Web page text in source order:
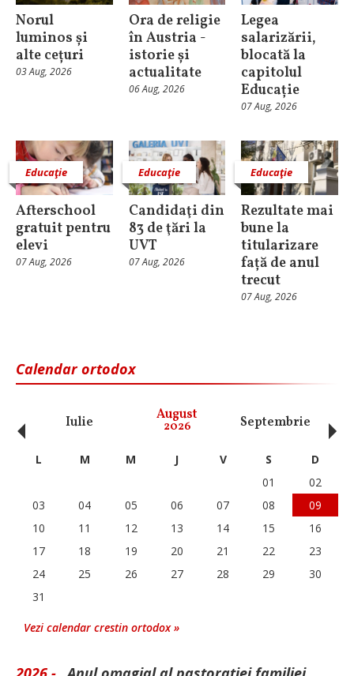
Norul
luminos și
alte cețuri
03 Aug, 2026
Ora de religie
în Austria -
istorie și
actualitate
06 Aug, 2026
Legea
salarizării,
blocată la
capitolul
Educație
07 Aug, 2026
Educaţie
Afterschool
gratuit pentru
elevi
07 Aug, 2026
Educaţie
Candidaţi din
83 de ţări la
UVT
07 Aug, 2026
Educaţie
Rezultate mai
bune la
titularizare
față de anul
trecut
07 Aug, 2026
Calendar ortodox
Iulie August
2026 Septembrie
‹ L M M J V S
D
01
02
03
04 05 06 07 08
09
10
11 12 13 14 15
16
17
18 19 20 21 22
23
24
25 26 27 28 29
30
31
Vezi calendar crestin ortodox »